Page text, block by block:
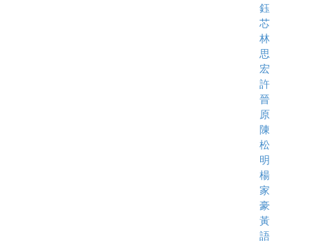
鈺
芯
林
思
宏
許
晉
原
陳
松
明
楊
家
豪
黃
語